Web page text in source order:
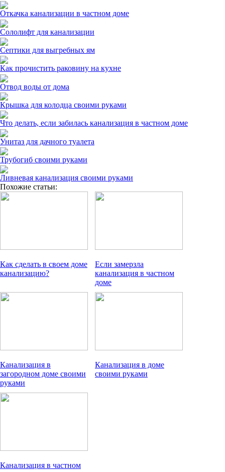
Откачка канализации в частном доме
Сололифт для канализации
Септики для выгребных ям
Как прочистить раковину на кухне
Отвод воды от дома
Крышка для колодца своими руками
Что делать, если забилась канализация в частном доме
Унитаз для дачного туалета
Трубогиб своими руками
Ливневая канализация своими руками
Похожие статьи:
Как сделать в своем доме
канализацию?
Если замерзла
канализация в частном
доме
Канализация в
загородном доме своими
руками
Канализация в доме
своими руками
Канализация в частном